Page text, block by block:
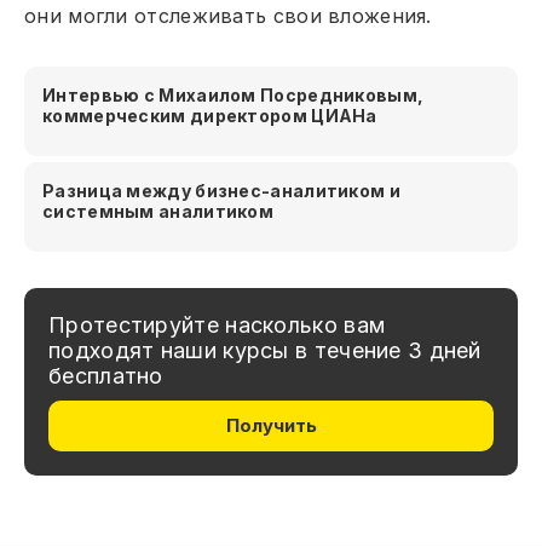
они могли отслеживать свои вложения.
Интервью с Михаилом Посредниковым,
коммерческим директором ЦИАНа
Разница между бизнес-аналитиком и
системным аналитиком
Протестируйте насколько вам
подходят наши курсы в течение 3 дней
бесплатно
Получить